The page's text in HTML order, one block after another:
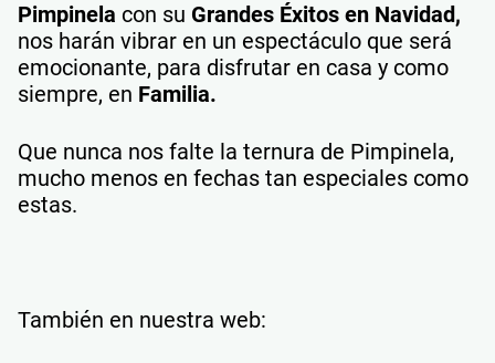
Pimpinela con su Grandes Éxitos en Navidad,
nos harán vibrar en un espectáculo que será
emocionante, para disfrutar en casa y como
siempre, en Familia.
Que nunca nos falte la ternura de Pimpinela,
mucho menos en fechas tan especiales como
estas.
También en nuestra web: